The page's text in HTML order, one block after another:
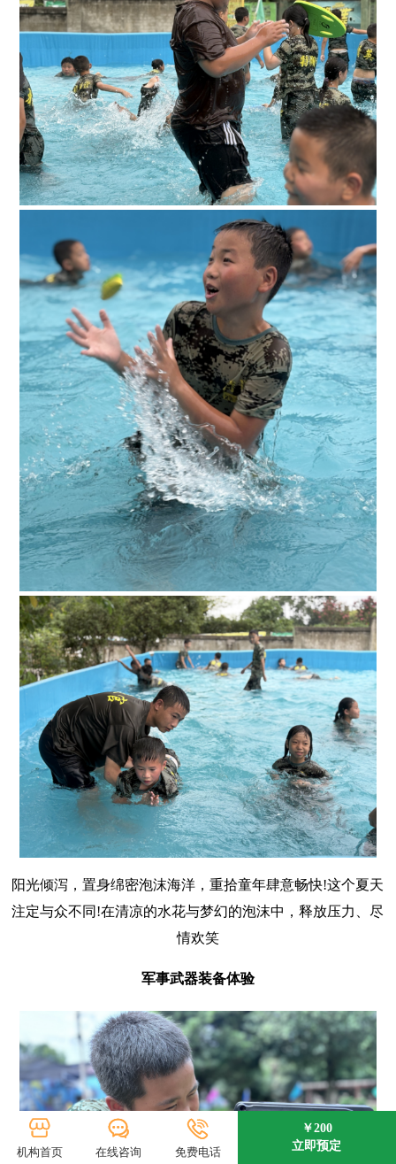
阳光倾泻，置身绵密泡沫海洋，重拾童年肆意畅快!这个夏天
注定与众不同!在清凉的水花与梦幻的泡沫中，释放压力、尽
情欢笑
军事武器装备体验
机构首页 在线咨询 免费电话
￥200
立即预定